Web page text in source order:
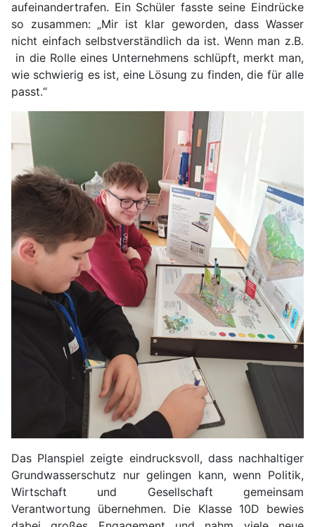
aufeinandertrafen. Ein Schüler fasste seine Eindrücke
so zusammen: „Mir ist klar geworden, dass Wasser
nicht einfach selbstverständlich da ist. Wenn man z.B.
in die Rolle eines Unternehmens schlüpft, merkt man,
wie schwierig es ist, eine Lösung zu finden, die für alle
passt.“
Das Planspiel zeigte eindrucksvoll, dass nachhaltiger
Grundwasserschutz nur gelingen kann, wenn Politik,
Wirtschaft und Gesellschaft gemeinsam
Verantwortung übernehmen. Die Klasse 10D bewies